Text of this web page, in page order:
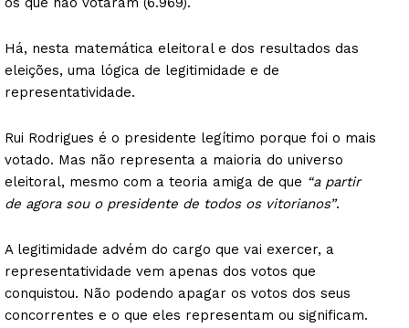
Há, nesta matemática eleitoral e dos resultados das
eleições, uma lógica de legitimidade e de
representatividade.
Rui Rodrigues é o presidente legítimo porque foi o mais
votado. Mas não representa a maioria do universo
eleitoral, mesmo com a teoria amiga de que “a partir
de agora sou o presidente de todos os vitorianos”.
A legitimidade advém do cargo que vai exercer, a
representatividade vem apenas dos votos que
conquistou. Não podendo apagar os votos dos seus
concorrentes e o que eles representam ou significam.